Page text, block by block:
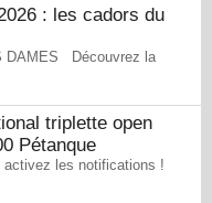
: les cadors du
DAMES Découvrez la
triplette open
Pétanque
activez les notifications !